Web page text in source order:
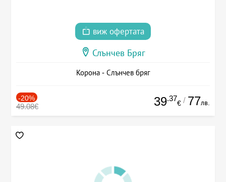
виж офертата
Слънчев Бряг
Корона - Слънчев бряг
-20%
49.08€ 39.37
€ / 77лв.